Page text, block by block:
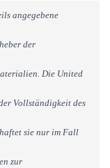
angegebene
der
Die United
Vollständigkeit des
sie nur im Fall
zur